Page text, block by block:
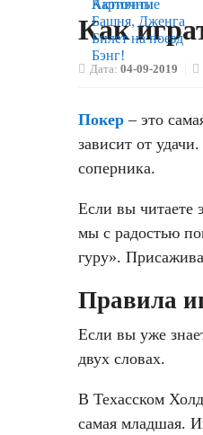
Карточные
Активити
Башня, Дженга
Билет на поезд
Бэнг!
Как
Дата: 04-09-2019
Покер – это
зависит от
соперника.
Если вы читаете
мы с радостью
гуру».
Правила
Если вы уже
двух словах.
В Техасском
самая младшая.